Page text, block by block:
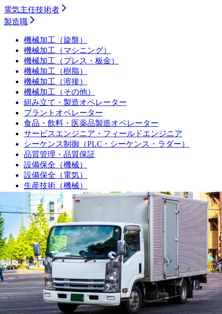
電気主任技術者
製造職
機械加工（旋盤）
機械加工（マシニング）
機械加工（プレス・板金）
機械加工（樹脂）
機械加工（溶接）
機械加工（その他）
組み立て・製造オペレーター
プラントオペレーター
食品・飲料・医薬品製造オペレーター
サービスエンジニア・フィールドエンジニア
シーケンス制御（PLC・シーケンス・ラダー）
品質管理・品質保証
設備保全（機械）
設備保全（電気）
生産技術（機械）
生産技術（電気）
生産管理・購買・工場長
回路設計
機械設計
光学設計
金型設計
CAE解析
ソフトウェア開発・組み込み
研究・開発・企画
テクニカルライター
職人